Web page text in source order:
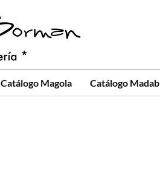
Catálogo Magola Catálogo Madab